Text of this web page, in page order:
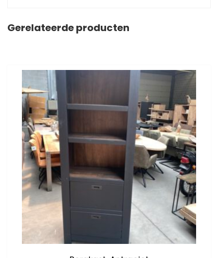
Gerelateerde producten